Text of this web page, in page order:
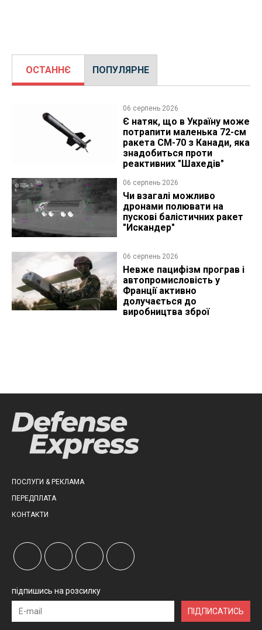
ОСТАННЄ ПОПУЛЯРНЕ
06 серпень 2026
Є натяк, що в Україну може
потрапити маленька 72-см
ракета CM-70 з Канади, яка
знадобиться проти
реактивних "Шахедів"
06 серпень 2026
Чи взагалі можливо
дронами полювати на
пускові балістичних ракет
"Искандер"
06 серпень 2026
Невже пацифізм програв і
автопромисловість у
Франції активно
долучається до
виробництва зброї
ПОСЛУГИ & РЕКЛАМА
ПЕРЕДПЛАТА
КОНТАКТИ
підпишись на розсилку
ПІДПИСАТИСЬ